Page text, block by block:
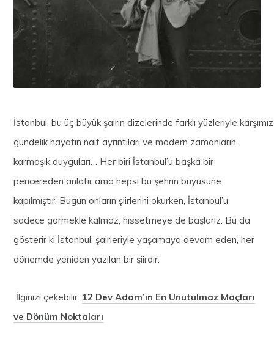
İstanbul, bu üç büyük şairin dizelerinde farklı yüzleriyle
gündelik hayatın naif ayrıntıları ve modern zamanların
karmaşık duyguları… Her biri İstanbul’u başka bir
pencereden anlatır ama hepsi bu şehrin büyüsüne
kapılmıştır. Bugün onların şiirlerini okurken, İstanbul’u
sadece görmekle kalmaz; hissetmeye de başlarız. Bu da
gösterir ki İstanbul; şairleriyle yaşamaya devam eden, her
dönemde yeniden yazılan bir şiirdir.
İlginizi çekebilir: 12 Dev Adam’ın En Unutulmaz Maçları
ve Dönüm Noktaları